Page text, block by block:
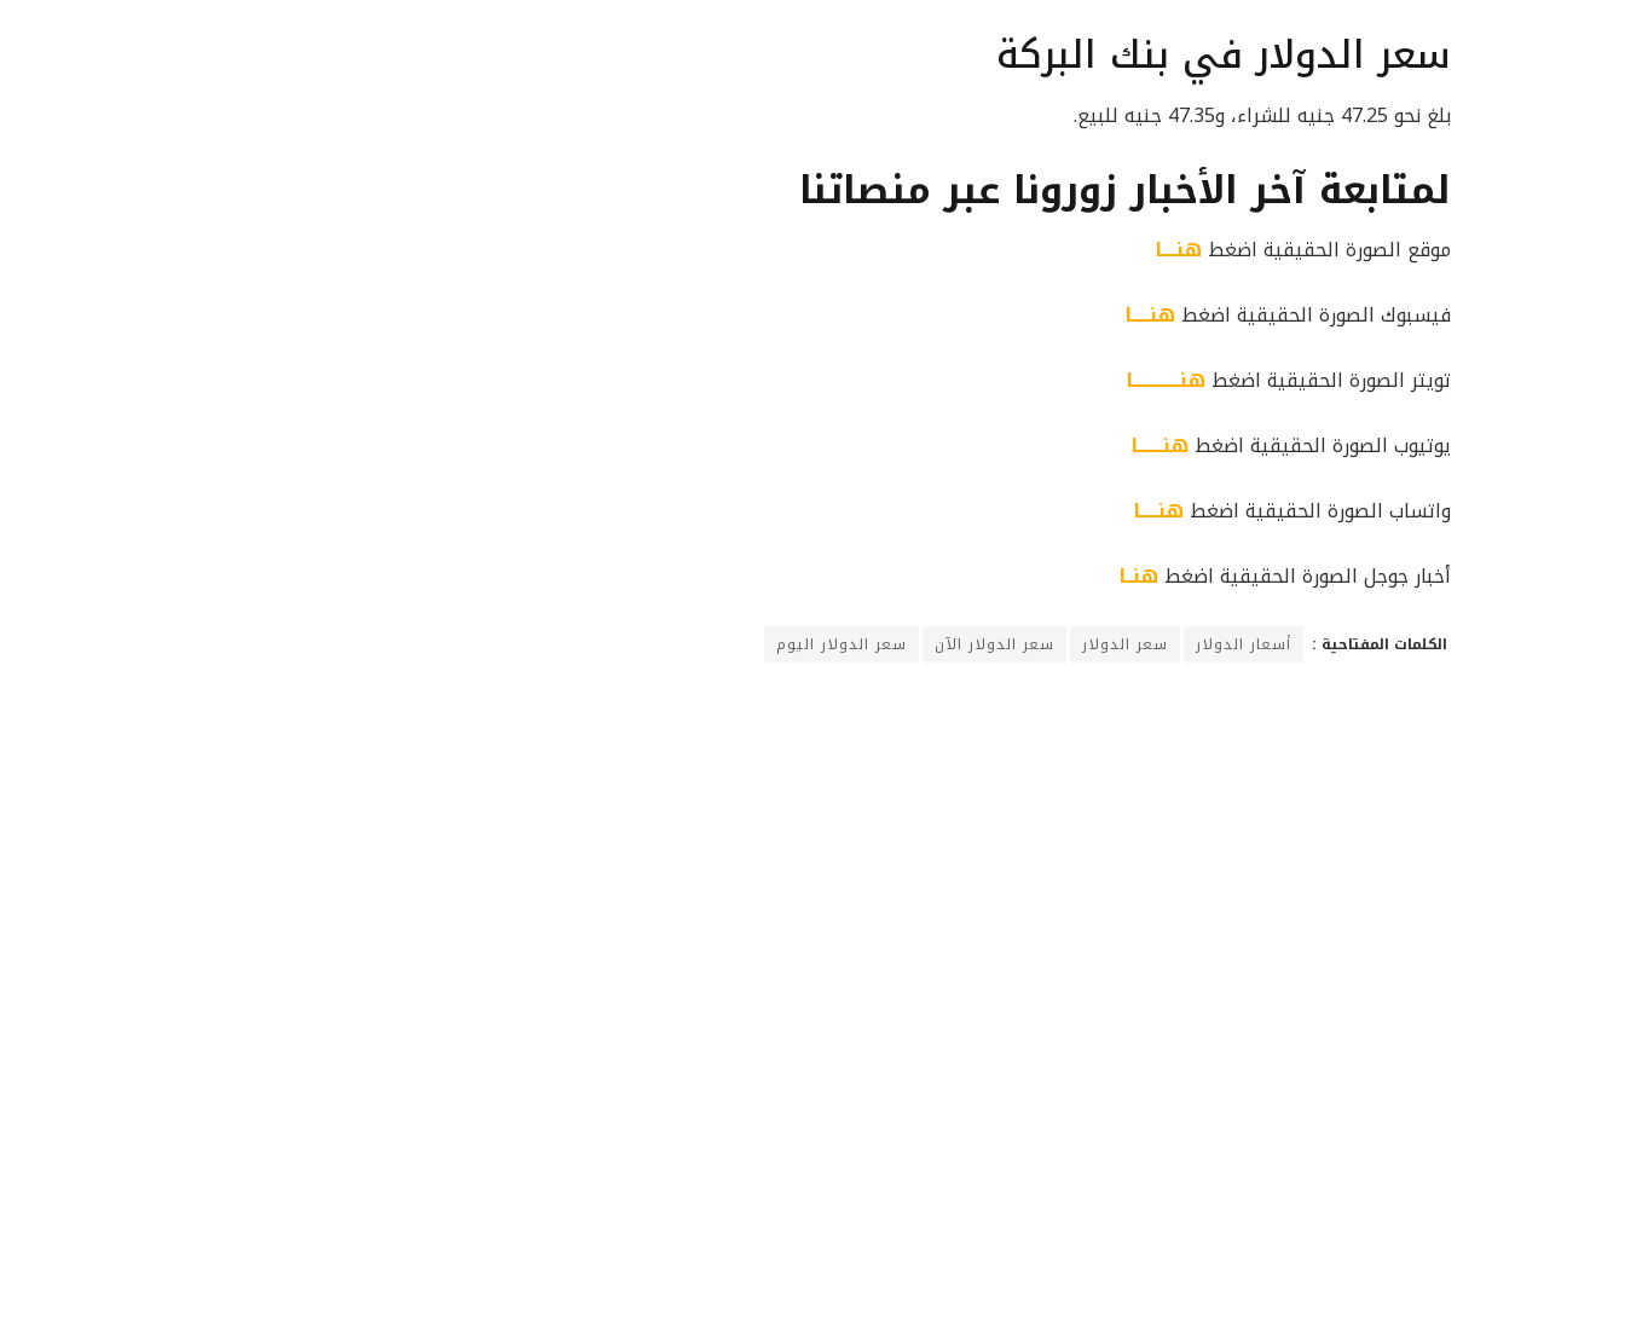
سعر الدولار في بنك البركة
بلغ نحو 47.25 جنيه للشراء، و47.35 جنيه للبيع.
لمتابعة آخر الأخبار زورونا عبر منصاتنا
موقع الصورة الحقيقية اضغط هنــــا
فيسبوك الصورة الحقيقية اضغط هنـــــا
تويتر الصورة الحقيقية اضغط هنـــــــــــــا
يوتيوب الصورة الحقيقية اضغط هنـــــــا
واتساب الصورة الحقيقية اضغط هنـــــا
أخبار جوجل الصورة الحقيقية اضغط هنــا
الكلمات المفتاحية : أسعار الدولار سعر الدولار سعر الدولار الآن سعر الدولار اليوم